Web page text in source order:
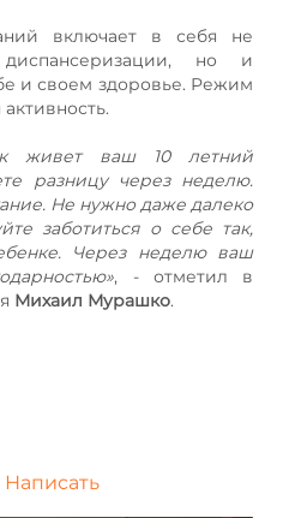
включает в себя не
но и
и своем здоровье. Режим
живет ваш 10 летний
разницу через неделю.
Не нужно даже далеко
заботиться о себе так,
Через неделю ваш
, - отметил в
Михаил Мурашко.
Написать